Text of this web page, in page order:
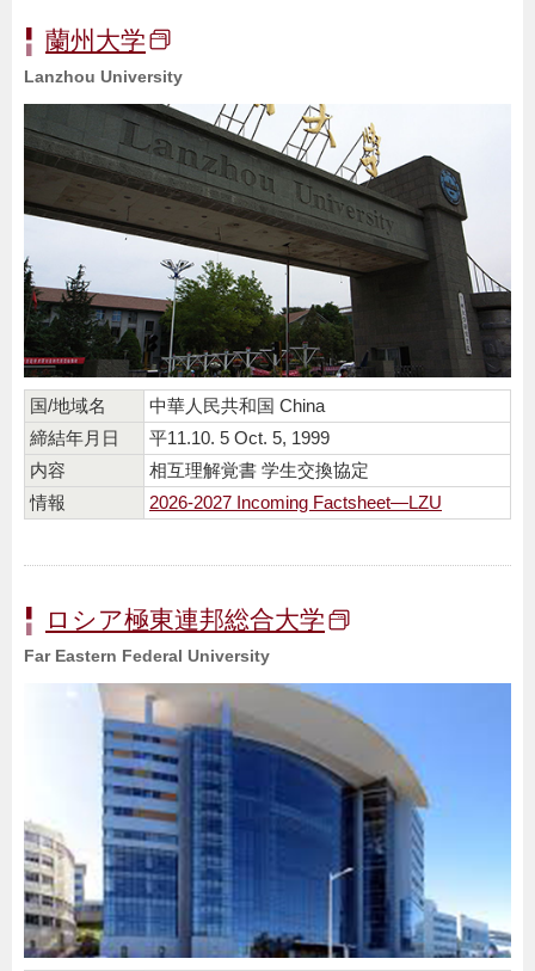
蘭州大学
Lanzhou University
国/地域名
中華人民共和国 China
締結年月日
平11.10. 5 Oct. 5, 1999
内容
相互理解覚書 学生交換協定
情報
2026-2027 Incoming Factsheet—LZU
ロシア極東連邦総合大学
Far Eastern Federal University